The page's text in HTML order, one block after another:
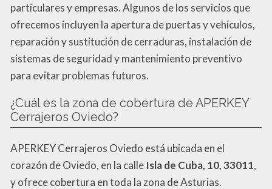
particulares y empresas. Algunos de los servicios que
ofrecemos incluyen la apertura de puertas y vehículos,
reparación y sustitución de cerraduras, instalación de
sistemas de seguridad y mantenimiento preventivo
para evitar problemas futuros.
¿Cuál es la zona de cobertura de APERKEY
Cerrajeros Oviedo?
APERKEY Cerrajeros Oviedo está ubicada en el
corazón de Oviedo, en la calle Isla de Cuba, 10, 33011,
y ofrece cobertura en toda la zona de Asturias.